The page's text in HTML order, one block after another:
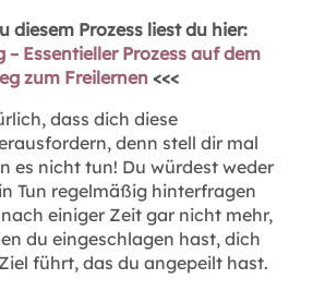
diesem Prozess liest du hier:
– Essentieller Prozess auf dem
zum Freilernen <<<
dass dich diese
denn stell dir mal
es nicht tun! Du würdest weder
Tun regelmäßig hinterfragen
einiger Zeit gar nicht mehr,
du eingeschlagen hast, dich
führt, das du angepeilt hast.